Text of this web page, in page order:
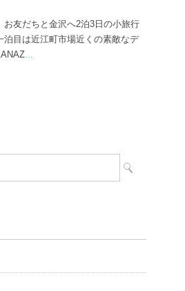
お友だちと金沢へ2泊3日の小旅行
泊目は近江町市場近くの素敵なデ
...